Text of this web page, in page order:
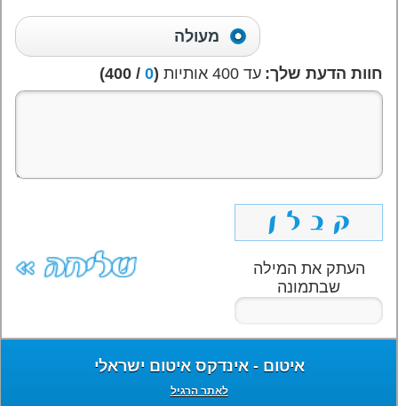
מעולה
חוות הדעת שלך: עד 400 אותיות (
0
/ 400)
העתק את המילה
שבתמונה
איטום - אינדקס איטום ישראלי
לאתר הרגיל